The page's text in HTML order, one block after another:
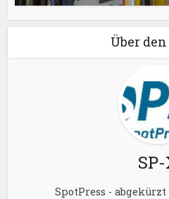
Über
SpotPress -